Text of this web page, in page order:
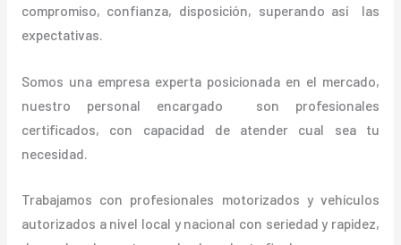
compromiso, confianza, disposición, superando así las
expectativas.
Somos una empresa experta posicionada en el mercado,
nuestro personal encargado son profesionales
certificados, con capacidad de atender cual sea tu
necesidad.
Trabajamos con profesionales motorizados y vehículos
autorizados a nivel local y nacional con seriedad y rapidez,